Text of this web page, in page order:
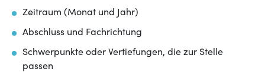
Zeitraum (Monat und Jahr)
Abschluss und Fachrichtung
Schwerpunkte oder Vertiefungen, die zur Stelle
passen